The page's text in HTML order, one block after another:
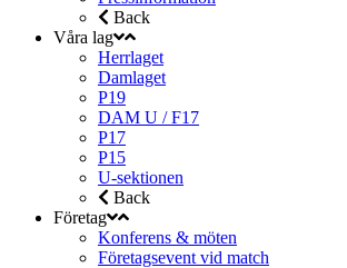
Back
Våra lag
Herrlaget
Damlaget
P19
DAM U / F17
P17
P15
U-sektionen
Back
Företag
Konferens & möten
Företagsevent vid match